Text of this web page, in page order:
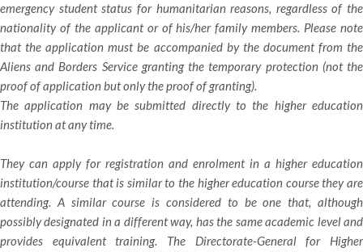
emergency student status for humanitarian reasons, regardless of the
nationality of the applicant or of his/her family members. Please note
that the application must be accompanied by the document from the
Aliens and Borders Service granting the temporary protection (not the
proof of application but only the proof of granting).
The application may be submitted directly to the higher education
institution at any time.
They can apply for registration and enrolment in a higher education
institution/course that is similar to the higher education course they are
attending. A similar course is considered to be one that, although
possibly designated in a different way, has the same academic level and
provides equivalent training. The Directorate-General for Higher